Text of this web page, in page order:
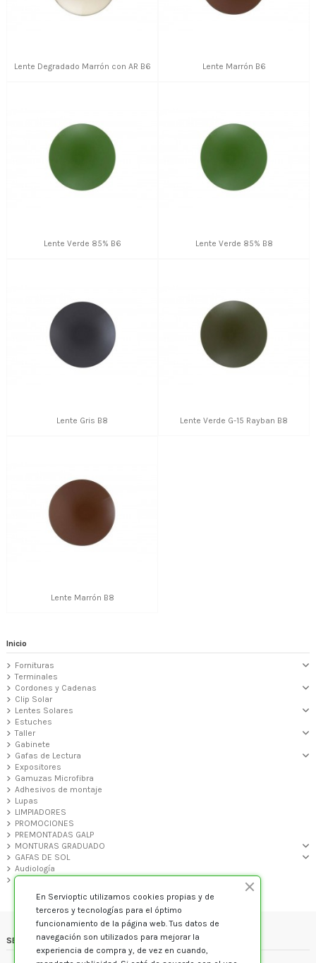
Lente Degradado Marrón con AR B6 Lente Marrón B6
Lente Verde 85% B6 Lente Verde 85% B8
Lente Gris B8 Lente Verde G-15 Rayban B8
Lente Marrón B8
Inicio
Fornituras
Terminales
Cordones y Cadenas
Clip Solar
Lentes Solares
Estuches
Taller
Gabinete
Gafas de Lectura
Expositores
Gamuzas Microfibra
Adhesivos de montaje
Lupas
LIMPIADORES
PROMOCIONES
PREMONTADAS GALP
MONTURAS GRADUADO
GAFAS DE SOL
Audiología
VARIOS
SERVIOPTIC
En Servioptic utilizamos cookies propias y de
terceros y tecnologías para el óptimo
funcionamiento de la página web. Tus datos de
navegación son utilizados para mejorar la
experiencia de compra y, de vez en cuando,